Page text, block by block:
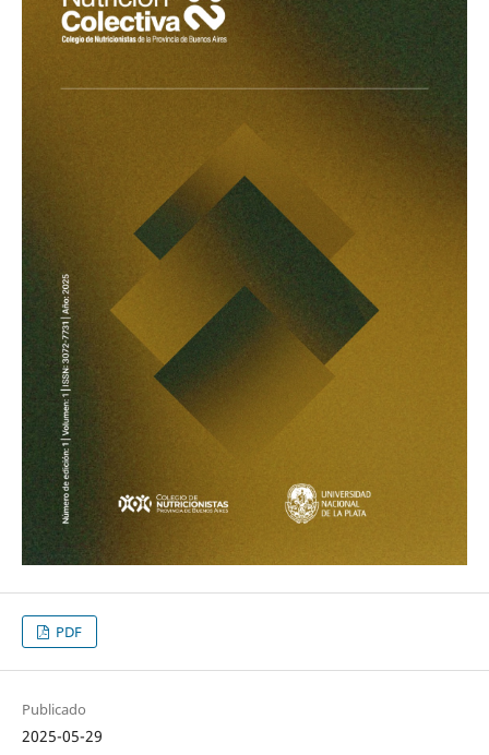
PDF
Publicado
2025-05-29